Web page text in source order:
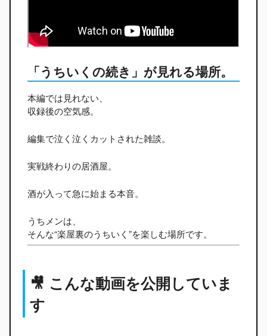
「うちいくの続き」が見れる場所。
本編では見れない、
収録後の空気感。
編集で泣く泣くカットされた雑談。
実戦終わりの居酒屋。
酒が入って急に始まる本音。
うちメンは、
そんな“楽屋裏のうちいく”を楽しむ場所です。
🎥 こんな動画を公開していま
す